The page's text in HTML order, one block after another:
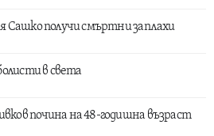
Сашко получи смъртни заплахи
в света
почина на 48-годишна възраст